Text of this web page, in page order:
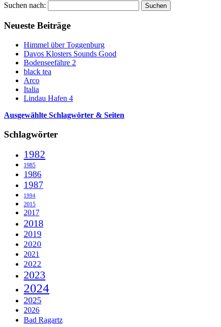
Suchen nach:
Neueste Beiträge
Himmel über Toggenburg
Davos Klosters Sounds Good
Bodenseefähre 2
black tea
Arco
Italia
Lindau Hafen 4
Ausgewählte Schlagwörter & Seiten
Schlagwörter
1982
1985
1986
1987
1994
2015
2017
2018
2019
2020
2021
2022
2023
2024
2025
2026
Bad Ragartz